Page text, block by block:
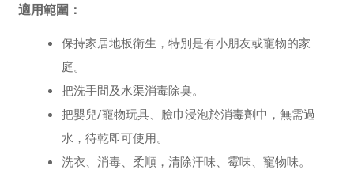
適用範圍：
保持家居地板衛生，特別是有小朋友或寵物的家
庭。
把洗手間及水渠消毒除臭。
把嬰兒/寵物玩具、臉巾浸泡於消毒劑中，無需過
水，待乾即可使用。
洗衣、消毒、柔順，清除汗味、霉味、寵物味。